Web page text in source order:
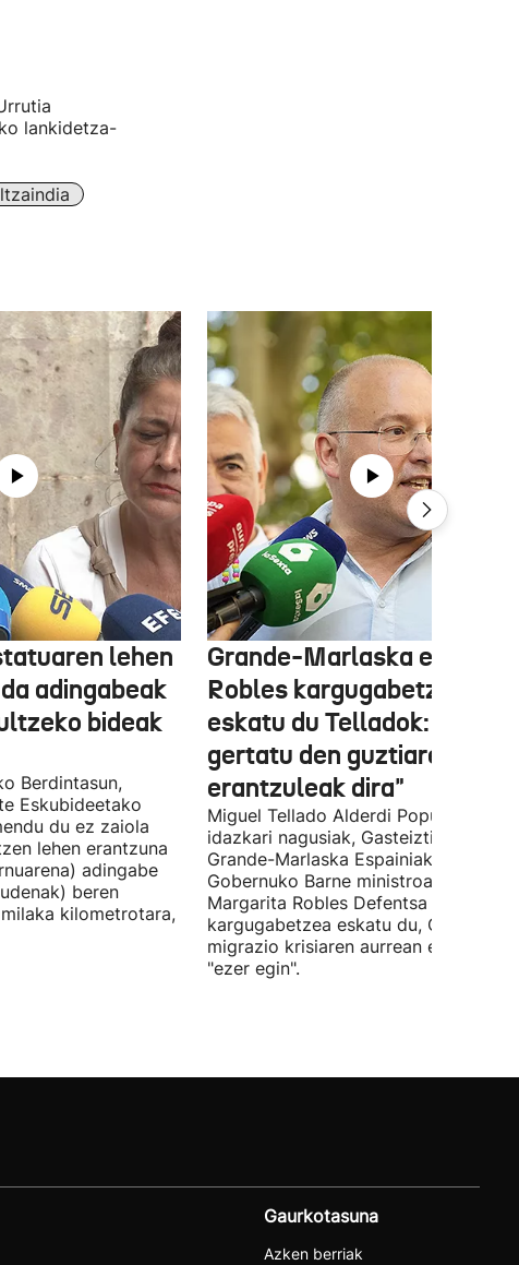
lankidetza-
lehen
adingabeak
bideak
Berdintasun,
Eskubideetako
du ez zaiola
lehen erantzuna
adingabe
beren
kilometrotara,
Grande-Marlaska eta
Robles kargugabetzea
eskatu du Telladok:
gertatu den guztiaren
erantzuleak dira"
Miguel Tellado Alderdi Popularraren
idazkari nagusiak, Gasteiztik,
Grande-Marlaska Espainiako
Gobernuko Barne ministroa eta
Margarita Robles Defentsa ministroa
kargugabetzea eskatu du, Ceutako
migrazio krisiaren aurrean ez
"ezer egin".
Gaurkotasuna
Azken berriak